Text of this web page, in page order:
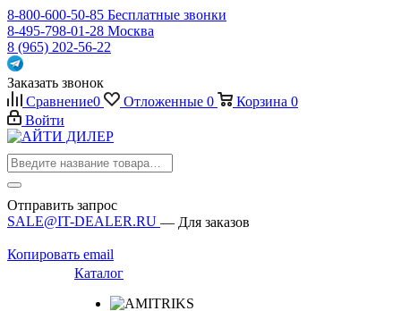
8-800-600-50-85 Бесплатные звонки
8-495-798-01-28 Москва
8 (965) 202-56-22
Заказать звонок
Сравнение0 Отложенные 0 Корзина 0
Войти
Отправить запрос
SALE@IT-DEALER.RU — Для заказов
Копировать email
Каталог